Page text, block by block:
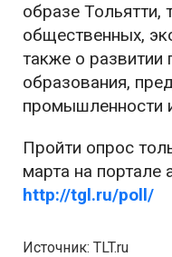
образе Тольятти,
общественных,
также о развитии
образования,
промышленности
Пройти опрос
марта на портале
http://tgl.ru/poll/
Источник: TLT.ru